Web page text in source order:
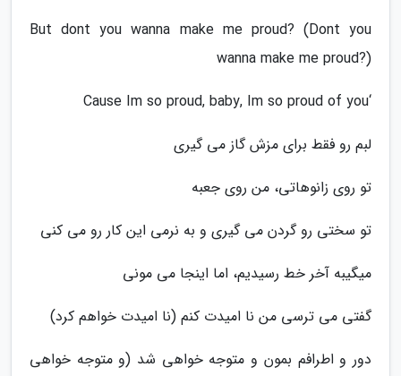
But dont you wanna make me proud? (Dont you
wanna make me proud?)
‘Cause Im so proud, baby, Im so proud of you
لبم رو فقط برای مزش گاز می گیری
تو روی زانوهاتی، من روی جعبه
تو سختی رو گردن می گیری و به نرمی این کار رو می کنی
میگیبه آخر خط رسیدیم، اما اینجا می مونی
گفتی می ترسی من نا امیدت کنم (نا امیدت خواهم کرد)
دور و اطرافم بمون و متوجه خواهی شد (و متوجه خواهی